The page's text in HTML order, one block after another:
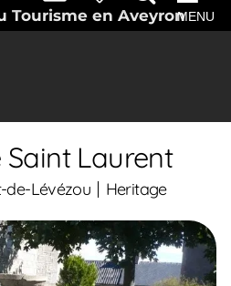
Tourisme en AveyronMENU
Saint Laurent
Lévézou Heritage